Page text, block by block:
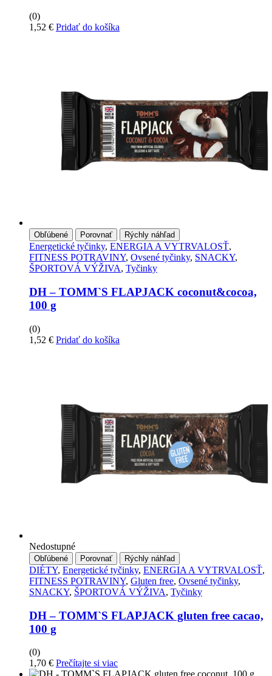
(0)
1,52 € Pridať do košíka
Obľúbené Porovnať Rýchly náhľad
Energetické tyčinky, ENERGIA A VYTRVALOSŤ,
FITNESS POTRAVINY, Ovsené tyčinky, SNACKY,
ŠPORTOVÁ VÝŽIVA, Tyčinky
DH – TOMM`S FLAPJACK coconut&cocoa,
100 g
(0)
1,52 € Pridať do košíka
Nedostupné
Obľúbené Porovnať Rýchly náhľad
DIÉTY, Energetické tyčinky, ENERGIA A VYTRVALOSŤ,
FITNESS POTRAVINY, Gluten free, Ovsené tyčinky,
SNACKY, ŠPORTOVÁ VÝŽIVA, Tyčinky
DH – TOMM`S FLAPJACK gluten free cacao,
100 g
(0)
1,70 € Prečítajte si viac